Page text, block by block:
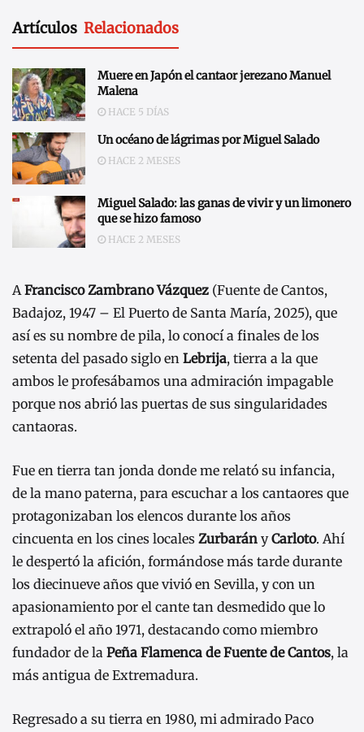
Artículos Relacionados
Muere en Japón el cantaor jerezano Manuel
Malena
HACE 5 DÍAS
Un océano de lágrimas por Miguel Salado
HACE 2 MESES
Miguel Salado: las ganas de vivir y un limonero
que se hizo famoso
HACE 2 MESES
AFrancisco Zambrano Vázquez (Fuente de Cantos,
Badajoz, 1947 – El Puerto de Santa María, 2025), que
así es su nombre de pila, lo conocí a finales de los
setenta del pasado siglo en Lebrija, tierra a la que
ambos le profesábamos una admiración impagable
porque nos abrió las puertas de sus singularidades
cantaoras.
Fue en tierra tan jonda donde me relató su infancia,
de la mano paterna, para escuchar a los cantaores que
protagonizaban los elencos durante los años
cincuenta en los cines locales Zurbarán yCarloto. Ahí
le despertó la afición, formándose más tarde durante
los diecinueve años que vivió en Sevilla, y con un
apasionamiento por el cante tan desmedido que lo
extrapoló el año 1971, destacando como miembro
fundador de la Peña Flamenca de Fuente de Cantos, la
más antigua de Extremadura.
Regresado a su tierra en 1980, mi admirado Paco